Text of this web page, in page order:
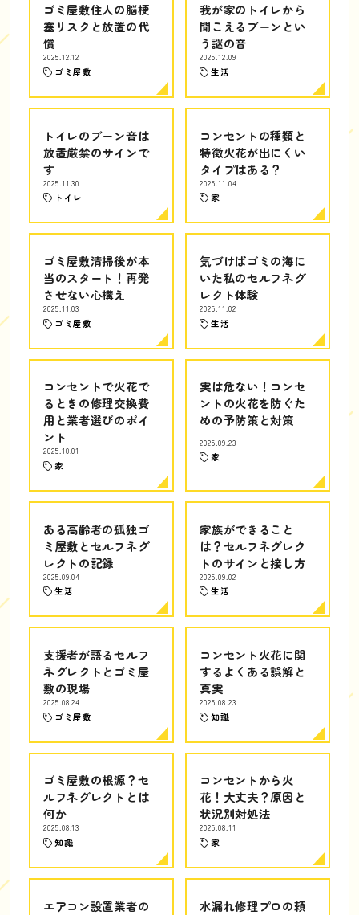
ゴミ屋敷住人の脳梗
塞リスクと放置の代
償
2025.12.12
ゴミ屋敷
我が家のトイレから
聞こえるブーンとい
う謎の音
2025.12.09
生活
トイレのブーン音は
放置厳禁のサインで
す
2025.11.30
トイレ
コンセントの種類と
特徴火花が出にくい
タイプはある？
2025.11.04
家
ゴミ屋敷清掃後が本
当のスタート！再発
させない心構え
2025.11.03
ゴミ屋敷
気づけばゴミの海に
いた私のセルフネグ
レクト体験
2025.11.02
生活
コンセントで火花で
るときの修理交換費
用と業者選びのポイ
ント
2025.10.01
家
実は危ない！コンセ
ントの火花を防ぐた
めの予防策と対策
2025.09.23
家
ある高齢者の孤独ゴ
ミ屋敷とセルフネグ
レクトの記録
2025.09.04
生活
家族ができること
は？セルフネグレク
トのサインと接し方
2025.09.02
生活
支援者が語るセルフ
ネグレクトとゴミ屋
敷の現場
2025.08.24
ゴミ屋敷
コンセント火花に関
するよくある誤解と
真実
2025.08.23
知識
ゴミ屋敷の根源？セ
ルフネグレクトとは
何か
2025.08.13
知識
コンセントから火
花！大丈夫？原因と
状況別対処法
2025.08.11
家
エアコン設置業者の
水漏れ修理プロの頼